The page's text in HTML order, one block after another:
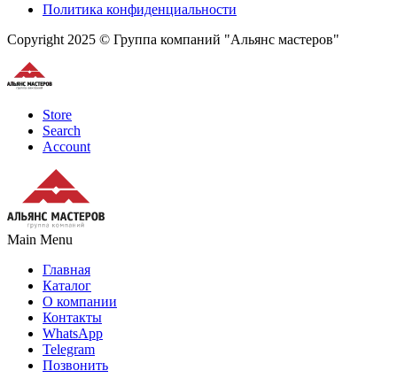
Политика конфиденциальности
Copyright 2025 © Группа компаний "Альянс мастеров"
Store
Search
Account
Main Menu
Главная
Каталог
О компании
Контакты
WhatsApp
Telegram
Позвонить